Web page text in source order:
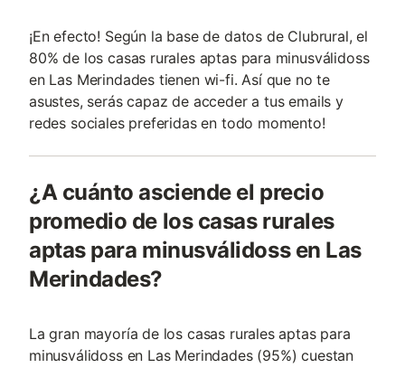
¡En efecto! Según la base de datos de Clubrural, el
80% de los casas rurales aptas para minusválidoss
en Las Merindades tienen wi-fi. Así que no te
asustes, serás capaz de acceder a tus emails y
redes sociales preferidas en todo momento!
¿A cuánto asciende el precio
promedio de los casas rurales
aptas para minusválidoss en Las
Merindades?
La gran mayoría de los casas rurales aptas para
minusválidoss en Las Merindades (95%) cuestan